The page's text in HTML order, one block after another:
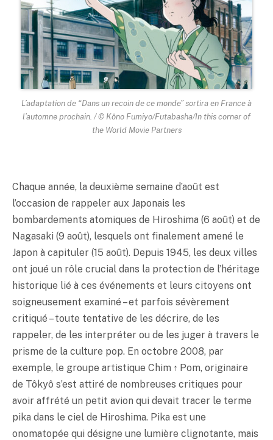
L’adaptation de “Dans un recoin de ce monde” sortira en France à
l’automne prochain. / © Kôno Fumiyo/Futabasha/In this corner of
the World Movie Partners
Chaque année, la deuxième semaine d’août est
l’occasion de rappeler aux Japonais les
bombardements atomiques de Hiroshima (6 août) et de
Nagasaki (9 août), lesquels ont finalement amené le
Japon à capituler (15 août). Depuis 1945, les deux villes
ont joué un rôle crucial dans la protection de l’héritage
historique lié à ces événements et leurs citoyens ont
soigneusement examiné – et parfois sévèrement
critiqué – toute tentative de les décrire, de les
rappeler, de les interpréter ou de les juger à travers le
prisme de la culture pop. En octobre 2008, par
exemple, le groupe artistique Chim ↑ Pom, originaire
de Tôkyô s’est attiré de nombreuses critiques pour
avoir affrété un petit avion qui devait tracer le terme
pika dans le ciel de Hiroshima. Pika est une
onomatopée qui désigne une lumière clignotante, mais